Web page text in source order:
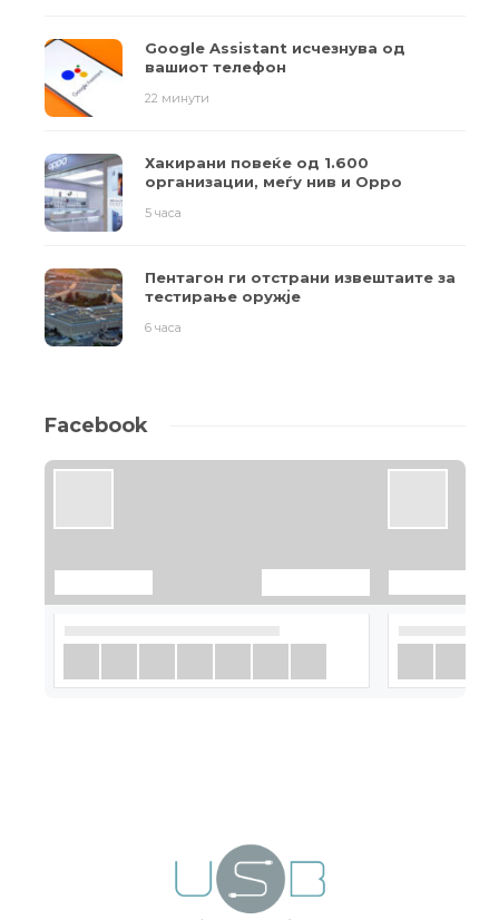
Google Assistant исчезнува од
вашиот телефон
22 минути
Хакирани повеќе од 1.600
организации, меѓу нив и Oppo
5 часа
Пентагон ги отстрани извештаите за
тестирање оружје
6 часа
Facebook